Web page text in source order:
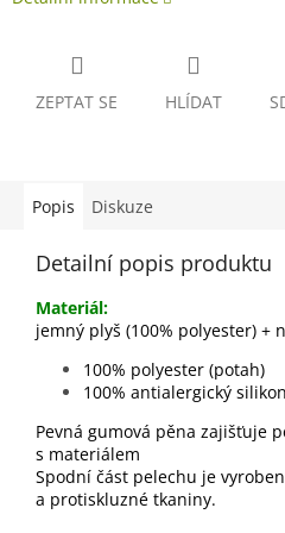
ZEPTAT SE HLÍDAT
Popis Diskuze
Detailní popis produktu
Materiál:
jemný plyš (100% polyester) +
100% polyester (potah)
100% antialergický
Pevná gumová pěna zajišťuje
s materiálem
Spodní část pelechu je
a protiskluzné tkaniny.